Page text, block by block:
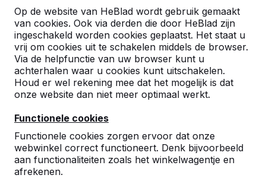
Op de website van HeBlad wordt gebruik gemaakt
van cookies. Ook via derden die door HeBlad zijn
ingeschakeld worden cookies geplaatst. Het staat u
vrij om cookies uit te schakelen middels de browser.
Via de helpfunctie van uw browser kunt u
achterhalen waar u cookies kunt uitschakelen.
Houd er wel rekening mee dat het mogelijk is dat
onze website dan niet meer optimaal werkt.
Functionele cookies
Functionele cookies zorgen ervoor dat onze
webwinkel correct functioneert. Denk bijvoorbeeld
aan functionaliteiten zoals het winkelwagentje en
afrekenen.
Nederland
Referenties in:Goirle